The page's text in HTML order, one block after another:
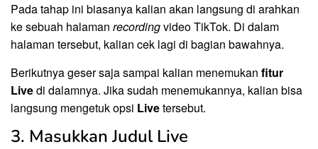
Pada tahap ini biasanya kalian akan langsung di arahkan
ke sebuah halaman recordingvideo TikTok. Di dalam
halaman tersebut, kalian cek lagi di bagian bawahnya.
Berikutnya geser saja sampai kalian menemukan fitur
Livedi dalamnya. Jika sudah menemukannya, kalian bisa
langsung mengetuk opsi Livetersebut.
3. Masukkan Judul Live